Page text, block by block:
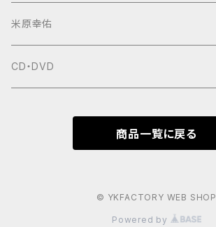
米原幸佑
CD・DVD
商品一覧に戻る
© YKFACTORY WEB SHOP
Powered by